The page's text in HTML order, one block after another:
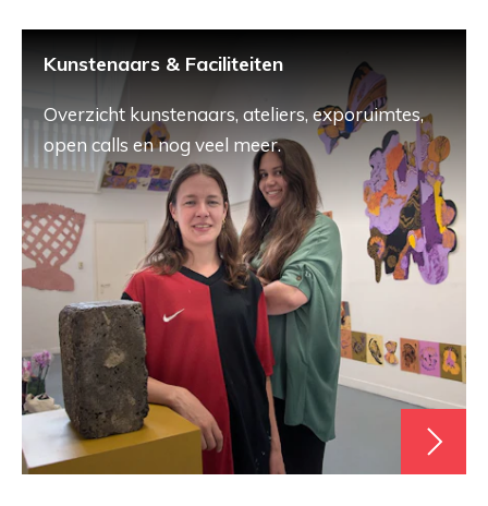
Kunstenaars & Faciliteiten
Overzicht kunstenaars, ateliers, exporuimtes,
open calls en nog veel meer.